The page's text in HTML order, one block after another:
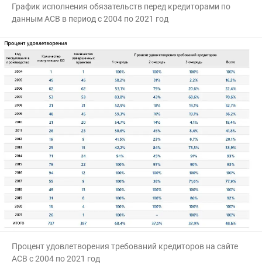
График исполнения обязательств перед кредиторами по
данным АСВ в период с 2004 по 2021 год
Процент удовлетворения требований кредиторов на сайте
АСВ с 2004 по 2021 год